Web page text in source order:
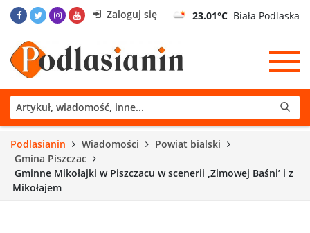
Zaloguj się 23.01°C Biała Podlaska
Podlasianin Wiadomości
Powiat bialski
Gmina Piszczac
Gminne Mikołajki w Piszczacu w scenerii ‚Zimowej Baśni’ i z
Mikołajem